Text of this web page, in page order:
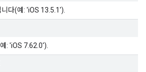
다(예: 'iOS 13.5.1').
: 'iOS 7.62.0').